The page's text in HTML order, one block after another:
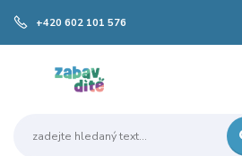
+420 602 101 576